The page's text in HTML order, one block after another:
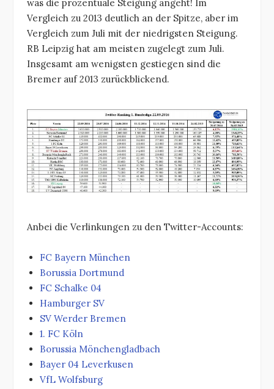
was die prozentuale Steigung angeht! Im
Vergleich zu 2013 deutlich an der Spitze, aber im
Vergleich zum Juli mit der niedrigsten Steigung.
RB Leipzig hat am meisten zugelegt zum Juli.
Insgesamt am wenigsten gestiegen sind die
Bremer auf 2013 zurückblickend.
Anbei die Verlinkungen zu den Twitter-Accounts:
FC Bayern München
Borussia Dortmund
FC Schalke 04
Hamburger SV
SV Werder Bremen
1. FC Köln
Borussia Mönchengladbach
Bayer 04 Leverkusen
VfL Wolfsburg